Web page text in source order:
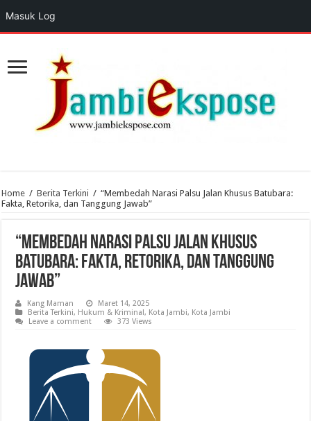
Home / Berita Terkini / “Membedah Narasi Palsu Jalan Khusus Batubara:
Fakta, Retorika, dan Tanggung Jawab”
“Membedah Narasi Palsu Jalan Khusus
Batubara: Fakta, Retorika, dan Tanggung
Jawab”
Kang Maman
Maret 14, 2025
Berita Terkini, Hukum & Kriminal, Kota Jambi, Kota Jambi
Leave a comment
373 Views
Masuk Log